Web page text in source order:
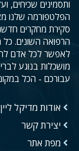
ותסמינים שכיחים,
הפלטפורמה שלנו
סקירת מחקרים
הרפואה השונים.
לאפשר לכל אדם
מושכלות בנוגע
עבורכם - הכל
אודות מדיקל ליין
יצירת קשר
מפת אתר